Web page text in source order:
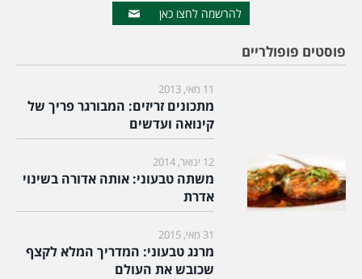
להרשמה לחצו כאן
פוסטים פופולריים
11 מאי, 2013
מתכונים זריזים: המבורגר פריך של
קינואה ועדשים
12 ינואר, 2014
משתה טבעוני: אותה אדורה בשינוי
אדרת
31 מאי, 2015
מרנג טבעוני: המדריך המלא לקצף
שכובש את העולם